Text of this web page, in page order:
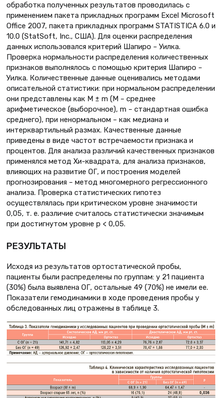
обработка полученных результатов проводилась с
применением пакета прикладных программ Excel Microsoft
Office 2007, пакета прикладных программ STATISTICA 6.0 и
10.0 (StatSoft, Inc., США). Для оценки распределения
данных использовался критерий Шапиро – Уилка.
Проверка нормальности распределения количественных
признаков выполнялось с помощью критерия Шапиро –
Уилка. Количественные данные оценивались методами
описательной статистики: при нормальном распределении
они представлены как М ± m (М – среднее
арифметическое (выборочное), m – стандартная ошибка
среднего), при ненормальном – как медиана и
интерквартильный размах. Качественные данные
приведены в виде частот встречаемости признака и
процентов. Для анализа различий качественных признаков
применялся метод Хи-квадрата, для анализа признаков,
влияющих на развитие ОГ, и построения моделей
прогнозирования – метод многомерного регрессионного
анализа. Проверка статистических гипотез
осуществлялась при критическом уровне значимости
0,05, т. е. различие считалось статистически значимым
при достигнутом уровне p < 0,05.
РЕЗУЛЬТАТЫ
Исходя из результатов ортостатической пробы,
пациенты были распределены по группам: у 21 пациента
(30%) была выявлена ОГ, остальные 49 (70%) не имели ее.
Показатели гемодинамики в ходе проведения пробы у
обследованных лиц отражены в таблице 3.